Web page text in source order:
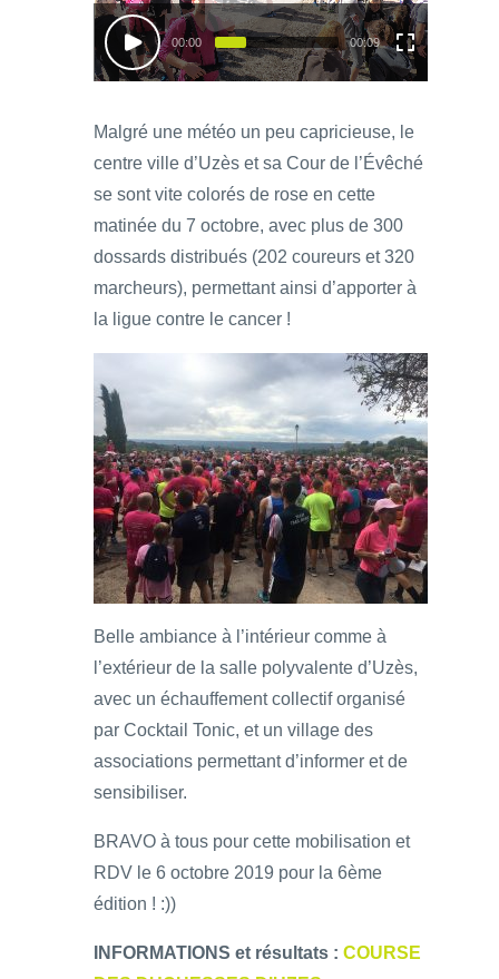
00:00 00:09
Malgré une météo un peu capricieuse, le
centre ville d’Uzès et sa Cour de l’Évêché
se sont vite colorés de rose en cette
matinée du 7 octobre, avec plus de 300
dossards distribués (202 coureurs et 320
marcheurs), permettant ainsi d’apporter à
la ligue contre le cancer !
Belle ambiance à l’intérieur comme à
l’extérieur de la salle polyvalente d’Uzès,
avec un échauffement collectif organisé
par Cocktail Tonic, et un village des
associations permettant d’informer et de
sensibiliser.
BRAVO à tous pour cette mobilisation et
RDV le 6 octobre 2019 pour la 6ème
édition ! :))
INFORMATIONS et résultats : COURSE